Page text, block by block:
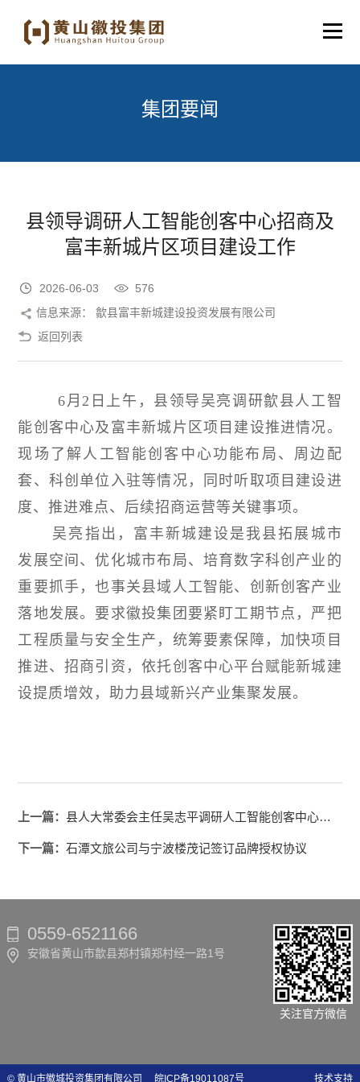
集团要闻
县领导调研人工智能创客中心招商及
富丰新城片区项目建设工作
2026-06-03
576
信息来源： 歙县富丰新城建设投资发展有限公司
返回列表
6月2日上午，县领导吴亮调研歙县人工智
能创客中心及富丰新城片区项目建设推进情况。
现场了解人工智能创客中心功能布局、周边配
套、科创单位入驻等情况，同时听取项目建设进
度、推进难点、后续招商运营等关键事项。
吴亮指出，富丰新城建设是我县拓展城市
发展空间、优化城市布局、培育数字科创产业的
重要抓手，也事关县域人工智能、创新创客产业
落地发展。要求徽投集团要紧盯工期节点，严把
工程质量与安全生产，统筹要素保障，加快项目
推进、招商引资，依托创客中心平台赋能新城建
设提质增效，助力县域新兴产业集聚发展。
上一篇：县人大常委会主任吴志平调研人工智能创客中心运营情况
下一篇：石潭文旅公司与宁波楼茂记签订品牌授权协议
0559-6521166
安徽省黄山市歙县郑村镇郑村经一路1号
关注官方微信
© 黄山市徽城投资集团有限公司 皖ICP备19011087号 技术支持